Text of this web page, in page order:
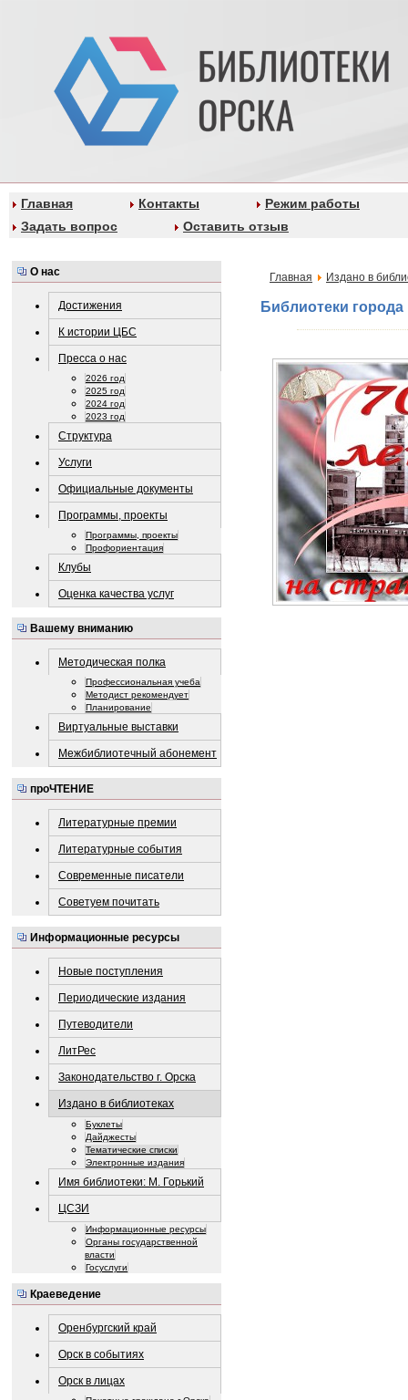
Главная Контакты
Режим работы
Задать вопрос
Оставить отзыв
О нас
Достижения
К истории ЦБС
Пресса о нас
2026 год
2025 год
2024 год
2023 год
Структура
Услуги
Официальные документы
Программы, проекты
Программы, проекты
Профориентация
Клубы
Оценка качества услуг
Вашему вниманию
Методическая полка
Профессиональная учеба
Методист рекомендует
Планирование
Виртуальные выставки
Межбиблиотечный абонемент
проЧТЕНИЕ
Литературные премии
Литературные события
Современные писатели
Советуем почитать
Информационные ресурсы
Новые поступления
Периодические издания
Путеводители
ЛитРес
Законодательство г. Орска
Издано в библиотеках
Буклеты
Дайджесты
Тематические списки
Электронные издания
Имя библиотеки: М. Горький
ЦСЗИ
Информационные ресурсы
Органы государственной
власти
Госуслуги
Краеведение
Оренбургский край
Орск в событиях
Орск в лицах
Главная Издано в
Библиотеки города